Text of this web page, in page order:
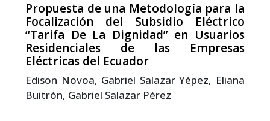
Propuesta de una Metodología para la
Focalización del Subsidio Eléctrico
“Tarifa De La Dignidad” en Usuarios
Residenciales de las Empresas
Eléctricas del Ecuador
Edison Novoa, Gabriel Salazar Yépez, Eliana
Buitrón, Gabriel Salazar Pérez